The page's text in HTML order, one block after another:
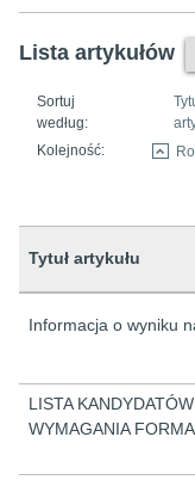
Lista artykułów
Sortuj
według:
Kolejność:
Tytuł artykułu
Informacja o wyniku
LISTA
WYMAGANIA